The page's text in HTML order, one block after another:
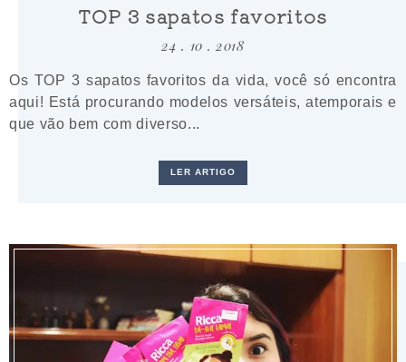
TOP 3 sapatos favoritos
24 . 10 . 2018
Os TOP 3 sapatos favoritos da vida, você só encontra
aqui! Está procurando modelos versáteis, atemporais e
que vão bem com diverso...
LER ARTIGO